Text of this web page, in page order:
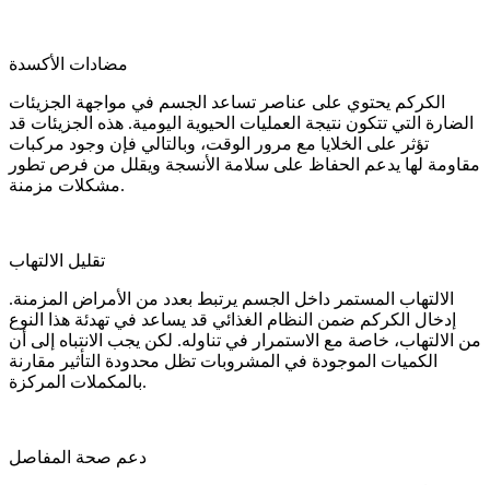
مضادات الأكسدة
الكركم يحتوي على عناصر تساعد الجسم في مواجهة الجزيئات
الضارة التي تتكون نتيجة العمليات الحيوية اليومية. هذه الجزيئات قد
تؤثر على الخلايا مع مرور الوقت، وبالتالي فإن وجود مركبات
مقاومة لها يدعم الحفاظ على سلامة الأنسجة ويقلل من فرص تطور
مشكلات مزمنة.
تقليل الالتهاب
الالتهاب المستمر داخل الجسم يرتبط بعدد من الأمراض المزمنة.
إدخال الكركم ضمن النظام الغذائي قد يساعد في تهدئة هذا النوع
من الالتهاب، خاصة مع الاستمرار في تناوله. لكن يجب الانتباه إلى أن
الكميات الموجودة في المشروبات تظل محدودة التأثير مقارنة
بالمكملات المركزة.
دعم صحة المفاصل